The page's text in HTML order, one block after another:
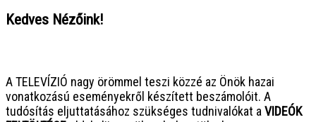
Kedves Nézőink!
A TELEVÍZIÓ nagy örömmel teszi közzé az Önök hazai
vonatkozású eseményekről készített beszámolóit. A
tudósítás eljuttatásához szükséges tudnivalókat aVIDEÓK